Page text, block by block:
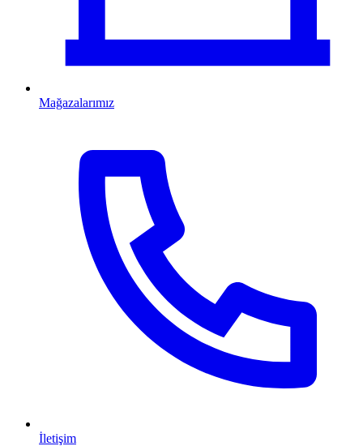
Mağazalarımız
İletişim